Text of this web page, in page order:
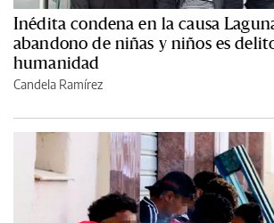
Inédita condena en la causa
abandono de niñas y niños es
humanidad
Candela Ramírez